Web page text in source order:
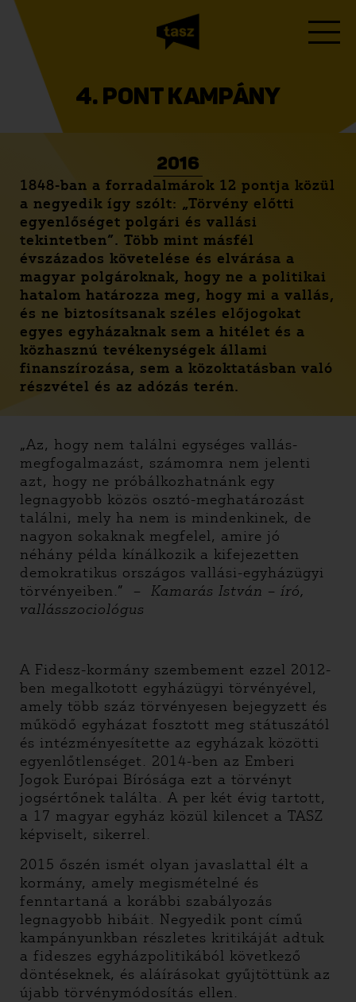
4. PONT KAMPÁNY
2016
1848-ban a forradalmárok 12 pontja közül
a negyedik így szólt: „Törvény előtti
egyenlőséget polgári és vallási
tekintetben”. Több mint másfél
évszázados követelése és elvárása a
magyar polgároknak, hogy ne a politikai
hatalom határozza meg, hogy mi a vallás,
és ne biztosítsanak széles előjogokat
egyes egyházaknak sem a hitélet és a
közhasznú tevékenységek állami
finanszírozása, sem a közoktatásban való
részvétel és az adózás terén.
„Az, hogy nem találni egységes vallás-
megfogalmazást, számomra nem jelenti
azt, hogy ne próbálkozhatnánk egy
legnagyobb közös osztó-meghatározást
találni, mely ha nem is mindenkinek, de
nagyon sokaknak megfelel, amire jó
néhány példa kínálkozik a kifejezetten
demokratikus országos vallási-egyházügyi
törvényeiben.” – Kamarás István – író,
vallásszociológus
A Fidesz-kormány szembement ezzel 2012-
ben megalkotott egyházügyi törvényével,
amely több száz törvényesen bejegyzett és
működő egyházat fosztott meg státuszától
és intézményesítette az egyházak közötti
egyenlőtlenséget. 2014-ben az Emberi
Jogok Európai Bírósága ezt a törvényt
jogsértőnek találta. A per két évig tartott,
a 17 magyar egyház közül kilencet a TASZ
képviselt, sikerrel.
2015 őszén ismét olyan javaslattal élt a
kormány, amely megismételné és
fenntartaná a korábbi szabályozás
legnagyobb hibáit. Negyedik pont című
kampányunkban részletes kritikáját adtuk
a fideszes egyházpolitikából következő
döntéseknek, és aláírásokat gyűjtöttünk az
újabb törvénymódosítás ellen.